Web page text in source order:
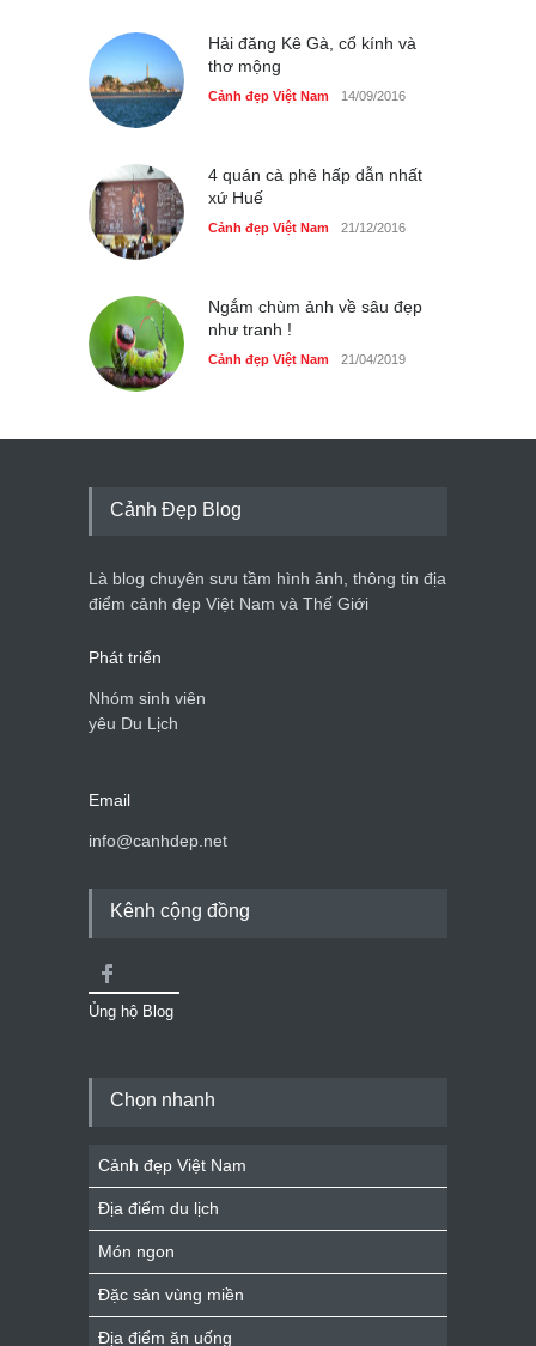
Hải đăng Kê Gà, cổ kính và
thơ mộng
Cảnh đẹp Việt Nam 14/09/2016
4 quán cà phê hấp dẫn nhất
xứ Huế
Cảnh đẹp Việt Nam 21/12/2016
Ngắm chùm ảnh về sâu đẹp
như tranh !
Cảnh đẹp Việt Nam 21/04/2019
Cảnh Đẹp Blog
Là blog chuyên sưu tầm hình ảnh, thông tin địa
điểm cảnh đẹp Việt Nam và Thế Giới
Phát triển
Nhóm sinh viên
yêu Du Lịch
Email
info@canhdep.net
Kênh cộng đồng
Ủng hộ Blog
Chọn nhanh
Cảnh đẹp Việt Nam
Địa điểm du lịch
Món ngon
Đặc sản vùng miền
Địa điểm ăn uống